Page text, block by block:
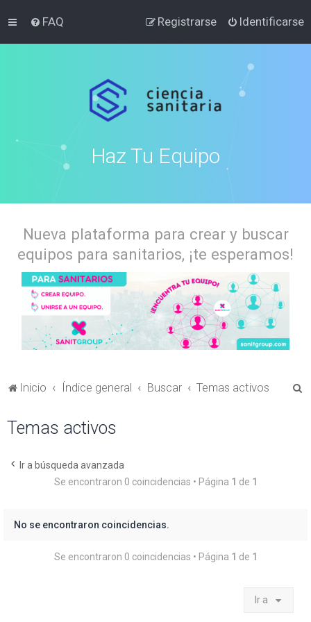
FAQ Identificarse
Registrarse
Haz Tu Equipo
Nueva plataforma para crear y buscar
equipos para sanitarios, ¡te esperamos!
Inicio Índice general Buscar Temas activos
Temas activos
Ir a búsqueda avanzada
Se encontraron 0 coincidencias • Página 1 de 1
No se encontraron coincidencias.
Se encontraron 0 coincidencias • Página 1 de 1
Ir a